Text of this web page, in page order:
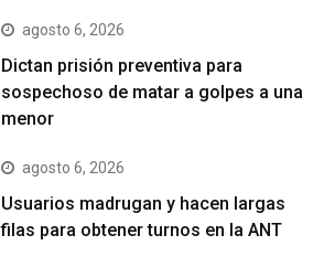
agosto 6, 2026
Dictan prisión preventiva para
sospechoso de matar a golpes a una
menor
agosto 6, 2026
Usuarios madrugan y hacen largas
filas para obtener turnos en la ANT